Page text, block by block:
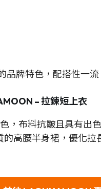
品牌特色，配搭性一
– 拉鍊短上衣
，布料抗皺且具有出
高腰半身裙，優化拉